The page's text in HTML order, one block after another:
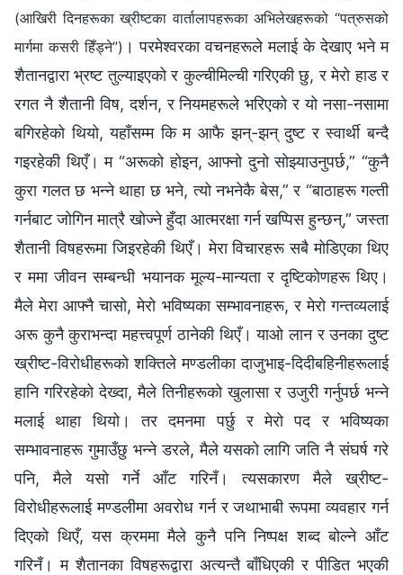
(आखिरी दिनहरूका ख्रीष्टका वार्तालापहरूका अभिलेखहरूको “पत्रुसको
मार्गमा कसरी हिँड्ने”) । परमेश्‍वरका वचनहरूले मलाई के देखाए भने म
शैतानद्वारा भ्रष्ट तुल्याइएको र कुल्चीमिल्ची गरिएकी छु, र मेरो हाड र
रगत नै शैतानी विष, दर्शन, र नियमहरूले भरिएको र यो नसा-नसामा
बगिरहेको थियो, यहाँसम्‍म कि म आफै झन्-झन् दुष्ट र स्वार्थी बन्दै
गइरहेकी थिएँ। म “अरूको होइन, आफ्नो दुनो सोझ्याउनुपर्छ,” “कुनै
कुरा गलत छ भन्‍ने थाहा छ भने, त्यो नभनेकै बेस,” र “बाठाहरू गल्ती
गर्नबाट जोगिन मात्रै खोज्ने हुँदा आत्मरक्षा गर्न खप्‍पिस हुन्छन्,” जस्ता
शैतानी विषहरूमा जिइरहेकी थिएँ। मेरा विचारहरू सबै मोडिएका थिए
र ममा जीवन सम्‍बन्धी भयानक मूल्य-मान्यता र दृष्टिकोणहरू थिए।
मैले मेरा आफ्‍नै चासो, मेरो भविष्यका सम्‍भावनाहरू, र मेरो गन्तव्यलाई
अरू कुनै कुराभन्दा महत्त्वपूर्ण ठानेकी थिएँ। याओ लान र उनका दुष्ट
ख्रीष्ट-विरोधीहरूको शक्तिले मण्डलीका दाजुभाइ-दिदीबहिनीहरूलाई
हानि गरिरहेको देख्दा, मैले तिनीहरूको खुलासा र उजुरी गर्नुपर्छ भन्‍ने
मलाई थाहा थियो। तर दमनमा पर्छु र मेरो पद र भविष्यका
सम्‍भावनाहरू गुमाउँछु भन्‍ने डरले, मैले यसको लागि जति नै संघर्ष गरे
पनि, मैले यसो गर्ने आँट गरिनँ। त्यसकारण मैले ख्रीष्ट-
विरोधीहरूलाई मण्डलीमा अवरोध गर्न र जथाभाबी रूपमा व्यवहार गर्न
दिएको थिएँ, यस क्रममा मैले कुनै पनि निष्पक्ष शब्‍द बोल्‍ने आँट
गरिनँ। म शैतानका विषहरूद्वारा अत्यन्तै बाँधिएकी र पीडित भएकी